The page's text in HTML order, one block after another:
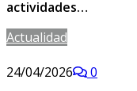
actividades…
Actualidad
24/04/2026
0